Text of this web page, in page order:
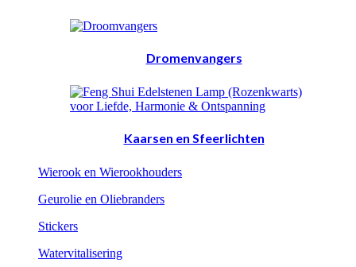
Dromenvangers
Kaarsen en Sfeerlichten
Wierook en Wierookhouders
Geurolie en Oliebranders
Stickers
Watervitalisering